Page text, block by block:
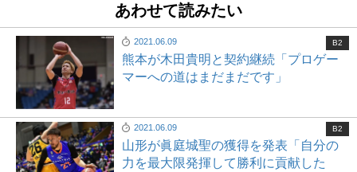
あわせて読みたい
2021.06.09
熊本が木田貴明と契約継続「プロゲー
マーへの道はまだまだです」
B2
2021.06.09
山形が眞庭城聖の獲得を発表「自分の
力を最大限発揮して勝利に貢献した
B2